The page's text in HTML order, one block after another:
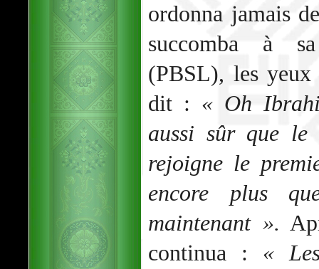
ordonna jamais
succomba à
(PBSL), les
dit : « Oh
aussi sûr que le
rejoigne le
encore plus
maintenant ».
continua : «